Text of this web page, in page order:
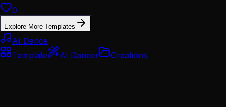
0
Explore More Templates
AI Dance
Template
AI Dancer Creations